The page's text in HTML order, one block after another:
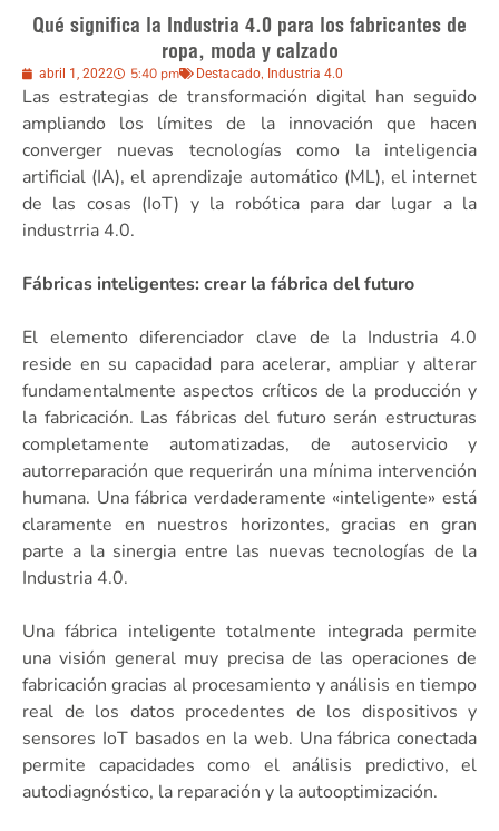
Qué significa la Industria 4.0 para los fabricantes de
ropa, moda y calzado
abril 1, 2022 5:40 pm Destacado, Industria 4.0
Las estrategias de transformación digital han seguido
ampliando los límites de la innovación que hacen
converger nuevas tecnologías como la inteligencia
artificial (IA), el aprendizaje automático (ML), el internet
de las cosas (IoT) y la robótica para dar lugar a la
industrria 4.0.
Fábricas inteligentes: crear la fábrica del futuro
El elemento diferenciador clave de la Industria 4.0
reside en su capacidad para acelerar, ampliar y alterar
fundamentalmente aspectos críticos de la producción y
la fabricación. Las fábricas del futuro serán estructuras
completamente automatizadas, de autoservicio y
autorreparación que requerirán una mínima intervención
humana. Una fábrica verdaderamente «inteligente» está
claramente en nuestros horizontes, gracias en gran
parte a la sinergia entre las nuevas tecnologías de la
Industria 4.0.
Una fábrica inteligente totalmente integrada permite
una visión general muy precisa de las operaciones de
fabricación gracias al procesamiento y análisis en tiempo
real de los datos procedentes de los dispositivos y
sensores IoT basados en la web. Una fábrica conectada
permite capacidades como el análisis predictivo, el
autodiagnóstico, la reparación y la autooptimización.